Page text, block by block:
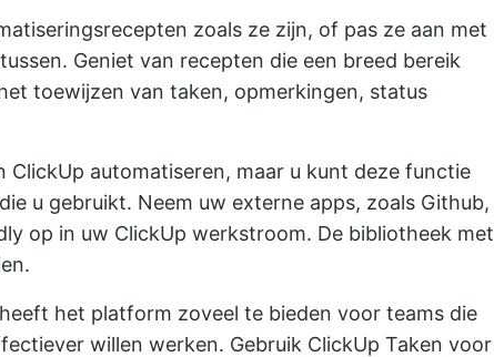
zoals ze zijn, of pas ze aan met
Geniet van recepten die een breed bereik
toewijzen van taken, opmerkingen, status
ClickUp automatiseren, maar u kunt deze functie
u gebruikt. Neem uw externe apps, zoals Github,
op in uw ClickUp werkstroom. De bibliotheek met
het platform zoveel te bieden voor teams die
willen werken. Gebruik ClickUp Taken voor